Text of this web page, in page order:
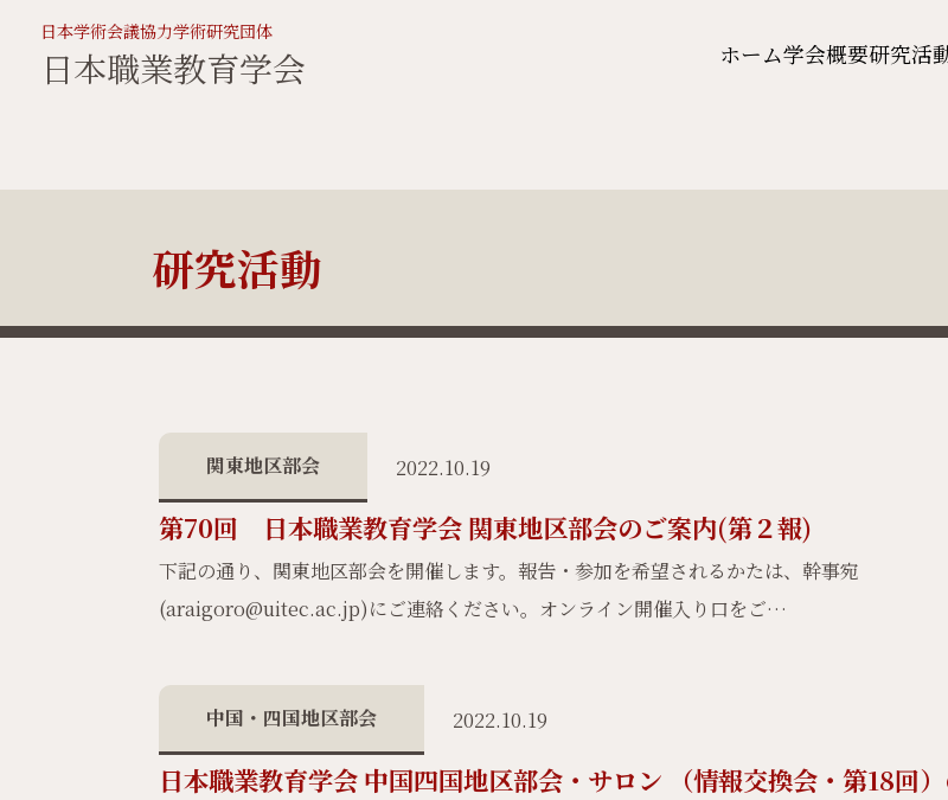
日本学術会議協力学術研究団体
日本職業教育学会 ホーム学会概要研究活
研究活動
関東地区部会 2022.10.19
第70回 日本職業教育学会 関東地区部会のご案内(第２報)
下記の通り、関東地区部会を開催します。報告・参加を希望されるかたは、幹事宛
(araigoro@uitec.ac.jp)にご連絡ください。オンライン開催入り口をご…
中国・四国地区部会 2022.10.19
日本職業教育学会 中国四国地区部会・サロン （情報交換会・第18回